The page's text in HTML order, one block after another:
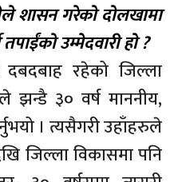
शासन गरेको दोलखामा
उम्मेदवारी हो ?
रहेको जिल्ला
झन्डै ३० वर्ष माननीय,
। त्यसैगरी उहाँहरुले
जिल्ला विकासमा पनि